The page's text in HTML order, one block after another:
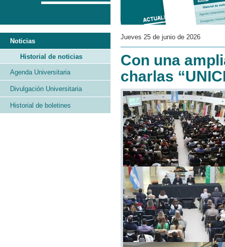
Jueves 25 de junio de 2026
Con una
charlas
Noticias
Historial de noticias
Agenda Universitaria
Divulgación Universitaria
Historial de boletines